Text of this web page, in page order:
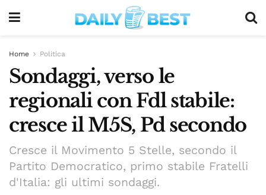
Home Politica
Sondaggi, verso le
regionali con Fdl stabile:
cresce il M5S, Pd secondo
Cresce il Movimento 5 Stelle, secondo il
Partito Democratico, primo stabile Fratelli
d'Italia: gli ultimi sondaggi.